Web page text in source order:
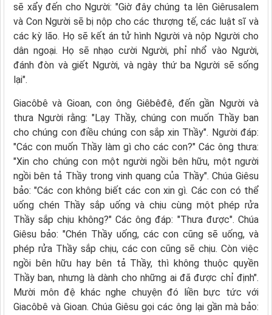
sẽ xẩy đến cho Người: "Giờ đây chúng ta lên Giêrusalem
và Con Người sẽ bị nộp cho các thượng tế, các luật sĩ và
các kỳ lão. Họ sẽ kết án tử hình Người và nộp Người cho
dân ngoại. Họ sẽ nhạo cười Người, phỉ nhổ vào Người,
đánh đòn và giết Người, và ngày thứ ba Người sẽ sống
lại".
Giacôbê và Gioan, con ông Giêbêđê, đến gần Người và
thưa Người rằng: "Lạy Thầy, chúng con muốn Thầy ban
cho chúng con điều chúng con sắp xin Thầy". Người đáp:
"Các con muốn Thầy làm gì cho các con?" Các ông thưa:
"Xin cho chúng con một người ngồi bên hữu, một người
ngồi bên tả Thầy trong vinh quang của Thầy". Chúa Giêsu
bảo: "Các con không biết các con xin gì. Các con có thể
uống chén Thầy sắp uống và chịu cùng một phép rửa
Thầy sắp chịu không?" Các ông đáp: "Thưa được". Chúa
Giêsu bảo: "Chén Thầy uống, các con cũng sẽ uống, và
phép rửa Thầy sắp chịu, các con cũng sẽ chịu. Còn việc
ngồi bên hữu hay bên tả Thầy, thì không thuộc quyền
Thầy ban, nhưng là dành cho những ai đã được chỉ định".
Mười môn đệ khác nghe chuyện đó liền bực tức với
Giacôbê và Gioan. Chúa Giêsu gọi các ông lại gần mà bảo: